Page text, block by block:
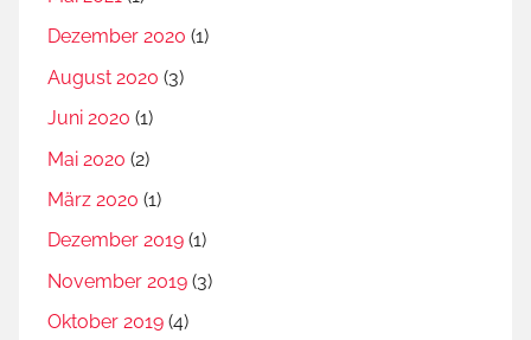
Dezember 2020 (1)
August 2020 (3)
Juni 2020 (1)
Mai 2020 (2)
März 2020 (1)
Dezember 2019 (1)
November 2019 (3)
Oktober 2019 (4)